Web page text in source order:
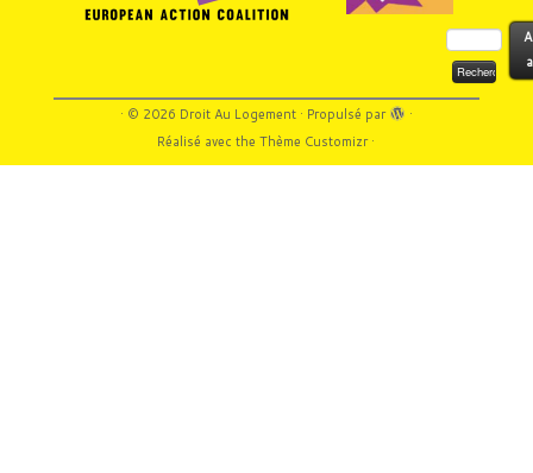
Rechercher :
· © 2026 Droit Au Logement· Propulsé par
·
Réalisé avec theThème Customizr·